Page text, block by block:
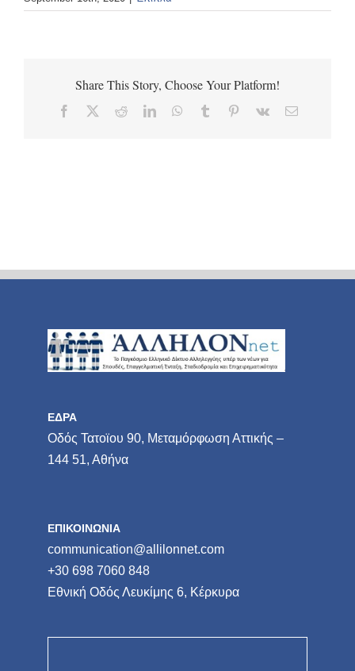
Share This Story, Choose Your Platform!
Facebook RedditLinkedInWhatsApp
Tumblr Pinterest
Vk Email
ΕΔΡΑ
Οδός Τατοϊου 90, Μεταμόρφωση Αττικής –
144 51, Αθήνα
ΕΠΙΚΟΙΝΩΝΙΑ
communication@allilonnet.com
+30 698 7060 848
Εθνική Οδός Λευκίμης 6, Κέρκυρα